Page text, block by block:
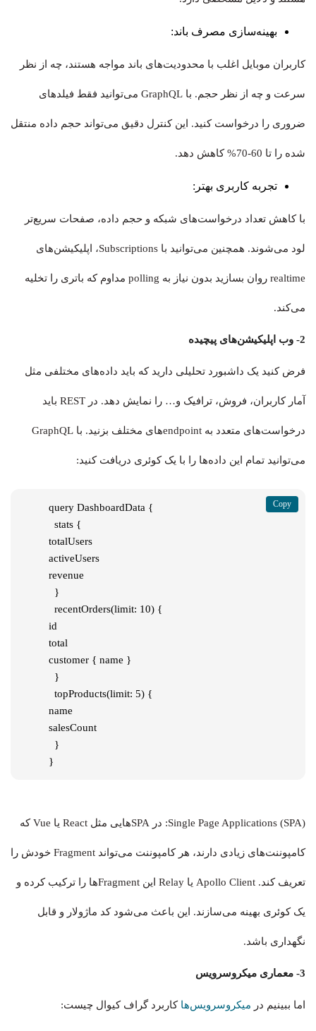
بهینه‌سازی مصرف باند:
کاربران موبایل اغلب با محدودیت‌های باند مواجه هستند، چه از نظر
سرعت و چه از نظر حجم. با GraphQL می‌توانید فقط فیلدهای
ضروری را درخواست کنید. این کنترل دقیق می‌تواند حجم داده منتقل
شده را تا 60-70% کاهش دهد.
تجربه کاربری بهتر:
با کاهش تعداد درخواست‌های شبکه و حجم داده، صفحات سریع‌تر
لود می‌شوند. همچنین می‌توانید با Subscriptions، اپلیکیشن‌های
realtime روان بسازید بدون نیاز به polling مداوم که باتری را تخلیه
می‌کند.
2- وب اپلیکیشن‌های پیچیده
فرض کنید یک داشبورد تحلیلی دارید که باید داده‌های مختلفی مثل
آمار کاربران، فروش، ترافیک و… را نمایش دهد. در REST باید
درخواست‌های متعدد به endpoint‌های مختلف بزنید. با GraphQL
می‌توانید تمام این داده‌ها را با یک کوئری دریافت کنید:
query DashboardData {
stats {
totalUsers
activeUsers
revenue
}
recentOrders(limit: 10) {
id
total
customer { name }
}
topProducts(limit: 5) {
name
salesCount
}
}
Single Page Applications (SPA): در SPAهایی مثل React یا Vue که
کامپوننت‌های زیادی دارند، هر کامپوننت می‌تواند Fragment خودش را
تعریف کند. Apollo Client یا Relay این Fragment‌ها را ترکیب کرده و
یک کوئری بهینه می‌سازند. این باعث می‌شود کد ماژولار و قابل
نگهداری باشد.
3- معماری میکروسرویس
اما ببینیم در میکروسرویس‌ها کاربرد گراف کیوال چیست: